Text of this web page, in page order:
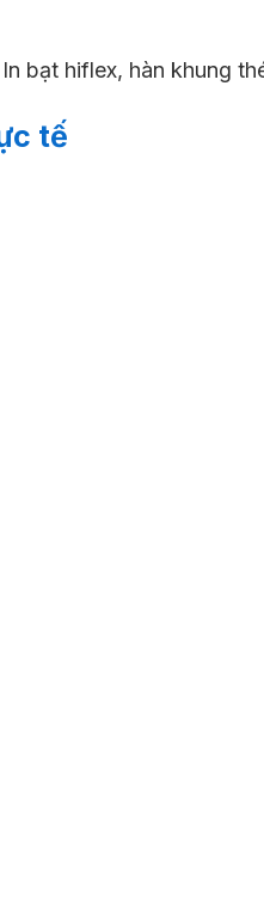
In bạt hiflex, hàn khung
tế